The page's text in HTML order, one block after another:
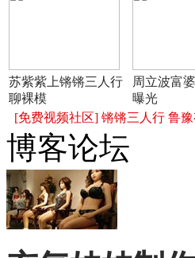
苏紫紫上锵锵三人行
聊裸模
周立波富
曝光
[免费视频社区] 锵锵三人行 鲁
博客论坛